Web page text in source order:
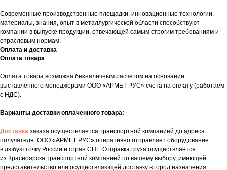
Современные производственные площадки, инновационные технологии,
материалы, знания, опыт в металлургической области способствуют
компании в выпуске продукции, отвечающей самым строгим требованиям и
отраслевым нормам.
Оплата и доставка
Оплата товара
Оплата товара возможна безналичным расчетом на основании
выставленного менеджерами ООО «АРМЕТ РУС» счета на оплату (работаем
с НДС).
Варианты доставки оплаченного товара:
Доставка заказа осуществляется транспортной компанией до адреса
получателя. ООО «АРМЕТ РУС» оперативно отправляет оборудование
в любую точку России и стран СНГ. Отправка груза осуществляется
из Красноярска транспортной компанией по вашему выбору, имеющей
представительство или осуществляющей доставку в город назначения.